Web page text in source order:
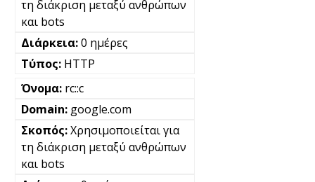
τη διάκριση μεταξύ ανθρώπων
και bots
0 ημέρες
HTTP
rc::c
google.com
Χρησιμοποιείται για
τη διάκριση μεταξύ ανθρώπων
και bots